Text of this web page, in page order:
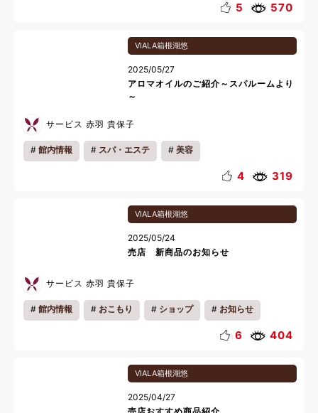
5 570
VIALA箱根湖悠
2025/05/27
アロマオイルのご紹介～スパルームより
～
サービス 赤羽 貴保子
館内情報 スパ・エステ 美容
4 319
VIALA箱根湖悠
2025/05/24
売店 新商品のお知らせ
サービス 赤羽 貴保子
館内情報 おこもり ショップ お知らせ
6 404
VIALA箱根湖悠
2025/04/27